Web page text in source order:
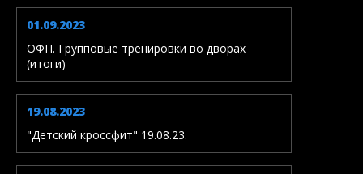
01.09.2023
ОФП. Групповые тренировки во дворах
(итоги)
19.08.2023
"Детский кроссфит" 19.08.23.